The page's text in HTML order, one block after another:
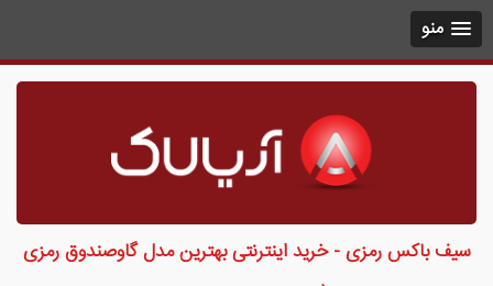
منو
سیف باکس رمزی - خرید اینترنتی بهترین مدل گاوصندوق رمزی